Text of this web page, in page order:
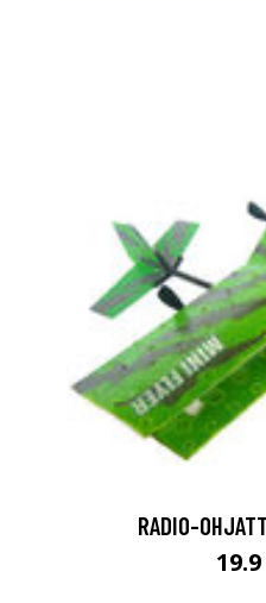
RADIO-